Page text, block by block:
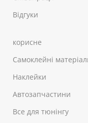
Відгуки
корисне
Самоклейні
Наклейки
Автозапчастини
Все для тюнінгу